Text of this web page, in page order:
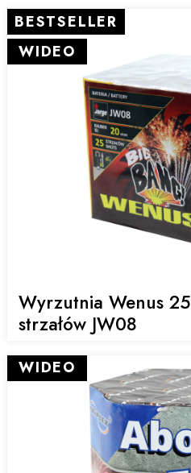
Wyrzutnia Wenus 25
strzałów JW08
BESTSELLER
WIDEO
WIDEO